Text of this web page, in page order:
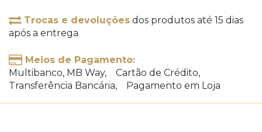
Trocas e devoluções dos produtos até 15 dias
após a entrega
Meios de Pagamento:
Multibanco, MB Way, Cartão de Crédito,
Transferência Bancária, Pagamento em Loja